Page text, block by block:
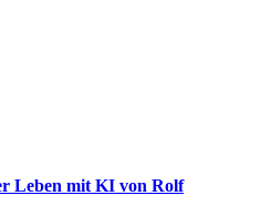
Leben mit KI von Rolf